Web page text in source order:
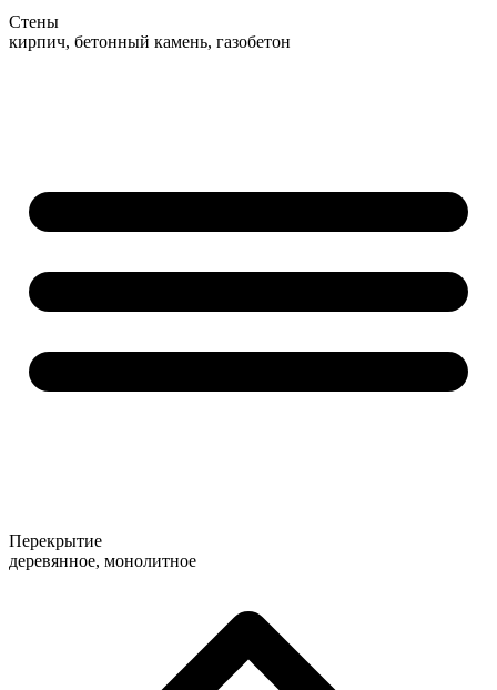
Стены
кирпич, бетонный камень, газобетон
Перекрытие
деревянное, монолитное